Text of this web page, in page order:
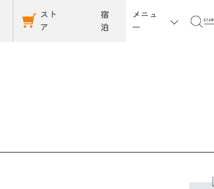
スト
ア
宿
泊
メニュ
ー